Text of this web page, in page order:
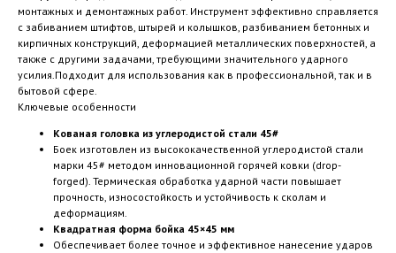
монтажных и демонтажных работ. Инструмент эффективно справляется
с забиванием штифтов, штырей и колышков, разбиванием бетонных и
кирпичных конструкций, деформацией металлических поверхностей, а
также с другими задачами, требующими значительного ударного
усилия.Подходит для использования как в профессиональной, так и в
бытовой сфере.
Ключевые особенности
Кованая головка из углеродистой стали 45#
Боек изготовлен из высококачественной углеродистой стали
марки 45# методом инновационной горячей ковки (drop-
forged). Термическая обработка ударной части повышает
прочность, износостойкость и устойчивость к сколам и
деформациям.
Квадратная форма бойка 45×45 мм
Обеспечивает более точное и эффективное нанесение ударов